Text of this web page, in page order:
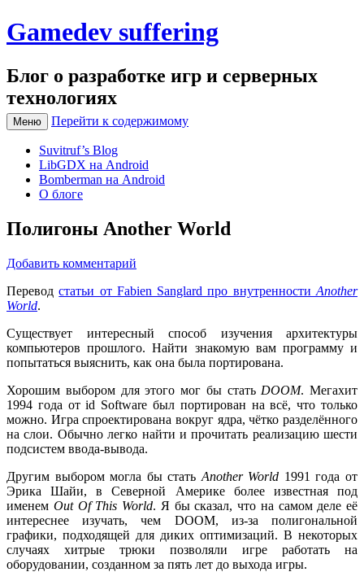
Gamedev suffering
Блог о разработке игр и серверных
технологиях
Меню Перейти к содержимому
Suvitruf’s Blog
LibGDX на Android
Bomberman на Android
О блоге
Полигоны Another World
Добавить комментарий
Переводстатьи от Fabien Sanglard про внутренностиAnother
World.
Существует интересный способ изучения архитектуры
компьютеров прошлого. Найти знакомую вам программу и
попытаться выяснить, как она была портирована.
Хорошим выбором для этого мог бы стать DOOM. Мегахит
1994 года от id Software был портирован на всё, что только
можно. Игра спроектирована вокруг ядра, чётко разделённого
на слои. Обычно легко найти и прочитать реализацию шести
подсистем ввода-вывода.
Другим выбором могла бы стать Another World 1991 года от
Эрика Шайи, в Северной Америке более известная под
именем Out Of This World. Я бы сказал, что на самом деле её
интереснее изучать, чем DOOM, из-за полигональной
графики, подходящей для диких оптимизаций. В некоторых
случаях хитрые трюки позволяли игре работать на
оборудовании, созданном за пять лет до выхода игры.